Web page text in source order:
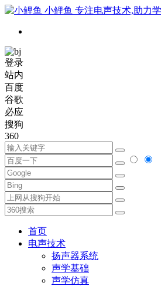
小鲤鱼 专注电声技术,助力
登录
站内
百度
谷歌
必应
搜狗
360
首页
电声技术
扬声器系统
声学基础
声学仿真